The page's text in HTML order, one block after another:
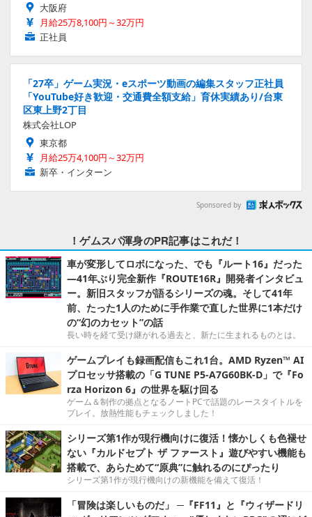
大阪府
月給25万8,100円～32万円
正社員
「27卒」ゲーム実況・eスポーツ動画の編集スタッフ正社員
「YouTube好き歓迎・交通費全額支給」育休実績あり/台東
区東上野2丁目
株式会社LOP
東京都
月給25万4,100円～32万円
新卒・インターン
Sponsored by
！ゲムスパ渾身のPR記事はこれだ！
車が変形してロボになった、でも『ルート16』だった
―41年ぶり完全新作『ROUTE16R』開発者インタビュ
ー。新旧スタッフが語るシリーズの魂。そして41年
前、たった1人のために手作業で直した世界に1本だけ
の“幻のカセット”の話
長い時を経て受け継がれる過去と、新たに生まれるものとは。
ゲームプレイも録画配信もこれ1台。AMD Ryzen™ AI
プロセッサ搭載の「G TUNE P5-A7G60BK-D」で『Fo
rza Horizon 6』の世界を駆け回る
ゲーム＆制作の拠点となるノートPCで話題のレースタイトルを
プレイ。放熱性能もチェックしました！
シリーズ第1作が現行機向けに復活！懐かしくも色褪せ
ない『カルドセプト ザ ファースト』遊びやすい機能も
搭載で、あらためて“原典”に触れるのにぴったり
シリーズ第1作が現行機向けの新機能を備えて復活！
「冒険は楽しいものだ」 ─『FF11』と『ウィザードリ